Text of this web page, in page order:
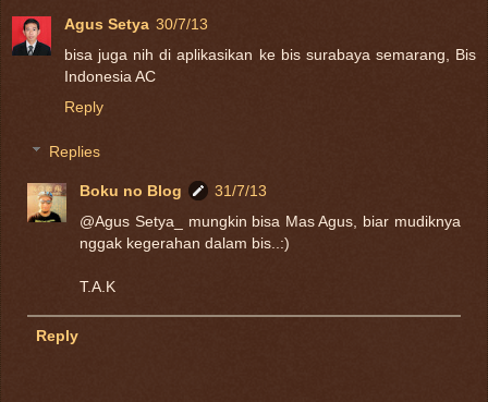
Agus Setya 30/7/13
bisa juga nih di aplikasikan ke bis surabaya semarang, Bis
Indonesia AC
Reply
Replies
Boku no Blog
31/7/13
@Agus Setya_ mungkin bisa Mas Agus, biar mudiknya
nggak kegerahan dalam bis..:)
T.A.K
Reply